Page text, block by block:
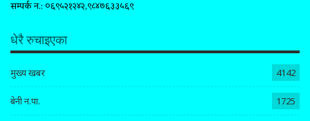
सम्पर्क न.: ०६९५२१२४२,९८४७६३३५६९
धेरै रुचाइएका
मुख्य खबर 4142
बेनी न.पा. 1725